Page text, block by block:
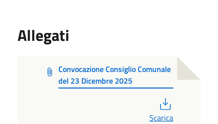
Allegati
Convocazione Consiglio Comunale
del 23 Dicembre 2025
Scarica